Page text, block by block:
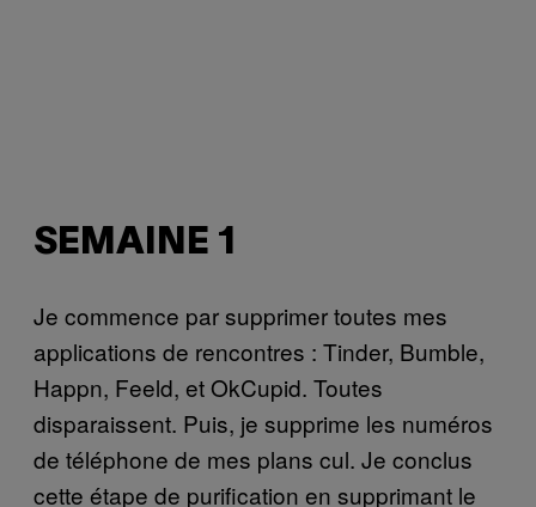
SEMAINE 1
Je commence par supprimer toutes mes
applications de rencontres : Tinder, Bumble,
Happn, Feeld, et OkCupid. Toutes
disparaissent. Puis, je supprime les numéros
de téléphone de mes plans cul. Je conclus
cette étape de purification en supprimant le